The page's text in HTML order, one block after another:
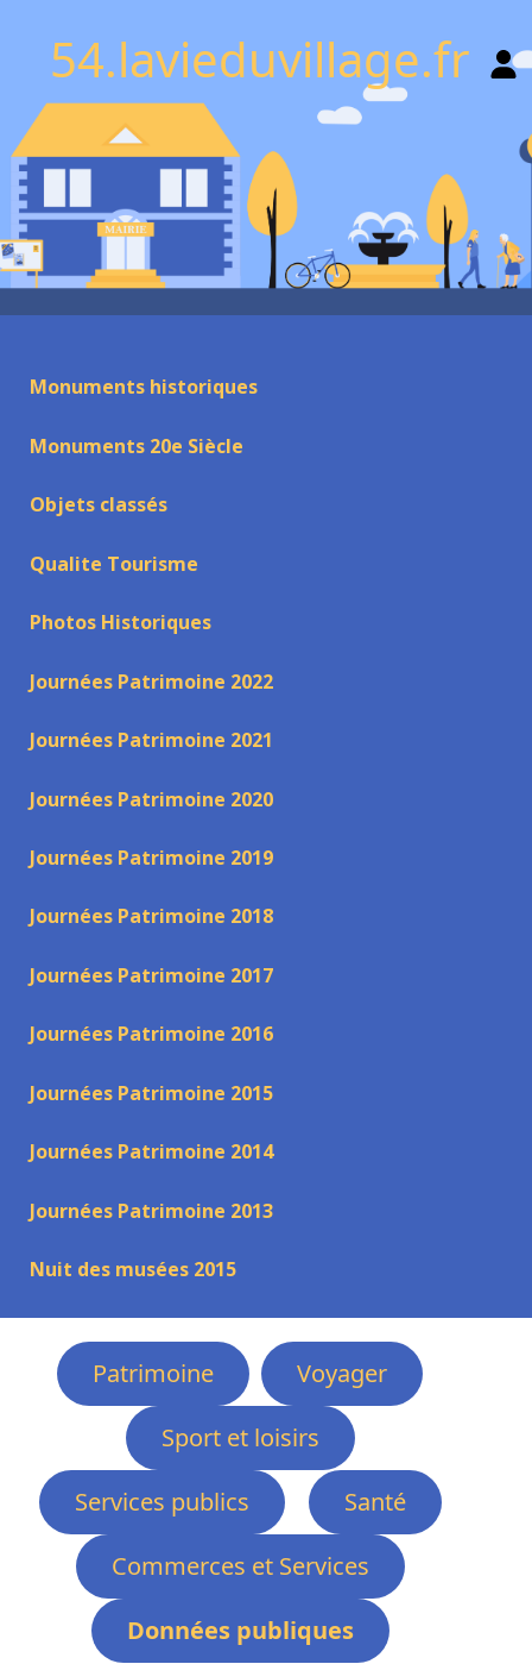
54.lavieduvillage.fr
Monuments historiques
Monuments 20e Siècle
Objets classés
Qualite Tourisme
Photos Historiques
Journées Patrimoine 2022
Journées Patrimoine 2021
Journées Patrimoine 2020
Journées Patrimoine 2019
Journées Patrimoine 2018
Journées Patrimoine 2017
Journées Patrimoine 2016
Journées Patrimoine 2015
Journées Patrimoine 2014
Journées Patrimoine 2013
Nuit des musées 2015
Patrimoine
Voyager
Sport et loisirs
Services publics
Santé
Commerces et Services
Données publiques